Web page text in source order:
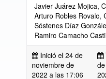
Javier Juárez Mojica,
Arturo Robles Rovalo,
Sóstenes Díaz
Ramiro Camacho
Inició el 24 de
noviembre de
2022 a las 17:06